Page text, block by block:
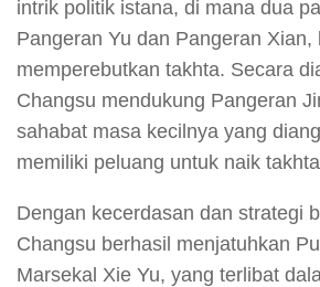
intrik politik istana, di mana dua
Pangeran Yu dan Pangeran Xian,
memperebutkan takhta. Secara
Changsu mendukung Pangeran
sahabat masa kecilnya yang
memiliki peluang untuk naik
Dengan kecerdasan dan strategi
Changsu berhasil menjatuhkan
Marsekal Xie Yu, yang terlibat